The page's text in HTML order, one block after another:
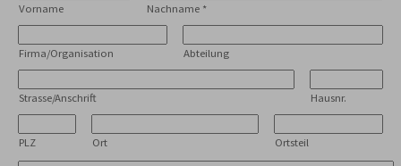
Vorname Nachname *
Firma/Organisation Abteilung
Strasse/Anschrift Hausnr.
PLZ Ort Ortsteil